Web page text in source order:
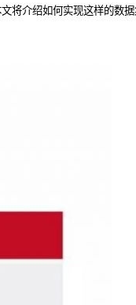
将介绍如何实现这样的数据